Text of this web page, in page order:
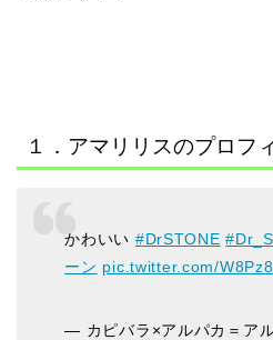
１．アマリリスのプロフ
かわいい #DrSTONE
ーン pic.twitter.com/
— カピバラ×アルパカ＝ア